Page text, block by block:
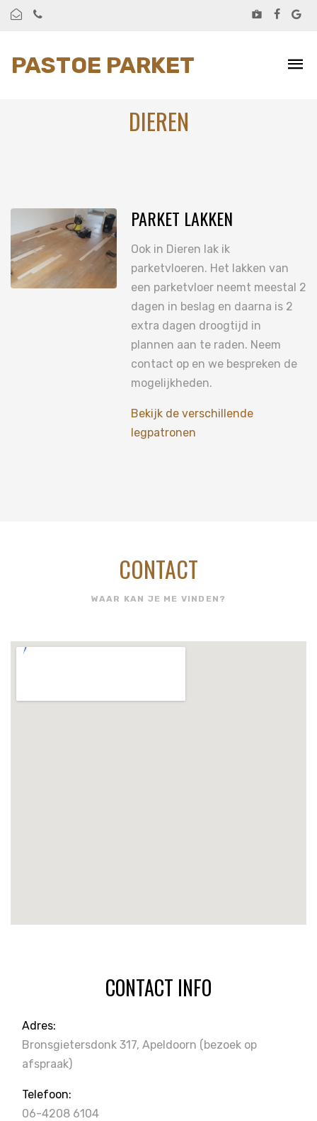
PASTOE PARKET
DIEREN
PARKET LAKKEN
Ook in Dieren lak ik
parketvloeren. Het lakken van
een parketvloer neemt meestal 2
dagen in beslag en daarna is 2
extra dagen droogtijd in
plannen aan te raden. Neem
contact op en we bespreken de
mogelijkheden.
Bekijk de verschillende
legpatronen
CONTACT
WAAR KAN JE ME VINDEN?
CONTACT INFO
Adres:
Bronsgietersdonk 317, Apeldoorn (bezoek op
afspraak)
Telefoon:
06-4208 6104